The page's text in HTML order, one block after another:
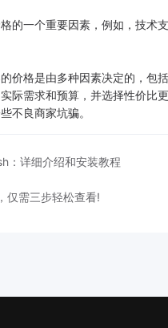
一个重要因素，例如，技术
格是由多种因素决定的，包
际需求和预算，并选择性价比
不良商家坑骗。
：详细介绍和安装教程
仅需三步轻松查看!